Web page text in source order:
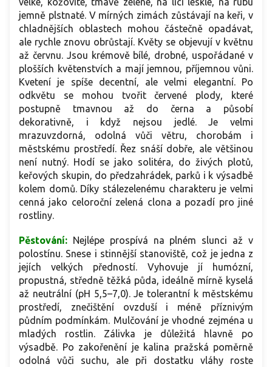
jemně plstnaté. V mírných zimách zůstávají na keři, v
chladnějších oblastech mohou částečně opadávat,
ale rychle znovu obrůstají. Květy se objevují v květnu
až červnu. Jsou krémově bílé, drobné, uspořádané v
plošších květenstvích a mají jemnou, příjemnou vůni.
Kvetení je spíše decentní, ale velmi elegantní. Po
odkvětu se mohou tvořit červené plody, které
postupně tmavnou až do černa a působí
dekorativně, i když nejsou jedlé. Je velmi
mrazuvzdorná, odolná vůči větru, chorobám i
městskému prostředí. Řez snáší dobře, ale většinou
není nutný. Hodí se jako solitéra, do živých plotů,
keřových skupin, do předzahrádek, parků i k výsadbě
kolem domů. Díky stálezelenému charakteru je velmi
cenná jako celoroční zelená clona a pozadí pro jiné
rostliny.
Pěstování: Nejlépe prospívá na plném slunci až v
polostínu. Snese i stinnější stanoviště, což je jedna z
jejích velkých předností. Vyhovuje jí humózní,
propustná, středně těžká půda, ideálně mírně kyselá
až neutrální (pH 5,5–7,0). Je tolerantní k městskému
prostředí, znečištění ovzduší i méně příznivým
půdním podmínkám. Mulčování je vhodné zejména u
mladých rostlin. Zálivka je důležitá hlavně po
výsadbě. Po zakořenění je kalina pražská poměrně
odolná vůči suchu, ale při dostatku vláhy roste